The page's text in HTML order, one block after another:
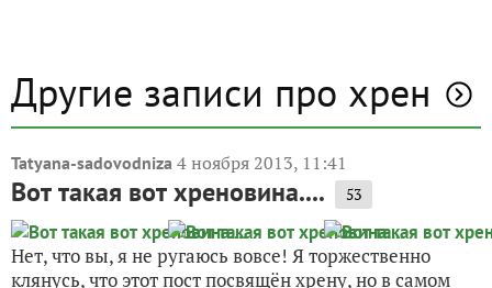
Другие записи про хрен
Tatyana-sadovodniza 4 ноября 2013, 11:41
Вот такая вот хреновина.... 53
Нет, что вы, я не ругаюсь вовсе! Я торжественно
клянусь, что этот пост посвящён хрену, но в самом